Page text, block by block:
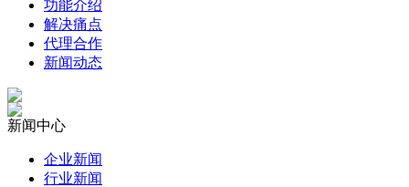
功能介绍
解决痛点
代理合作
新闻动态
新闻中心
企业新闻
行业新闻